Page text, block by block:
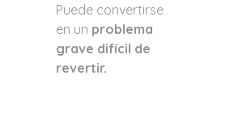
Puede convertirse
en un problema
grave difícil de
revertir.